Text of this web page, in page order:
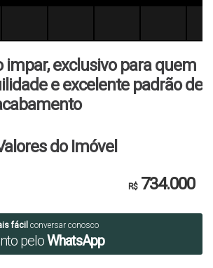
exclusivo para quem
e excelente padrão de
do Imóvel
R$734.000
fácil conversar conosco
peloWhatsApp